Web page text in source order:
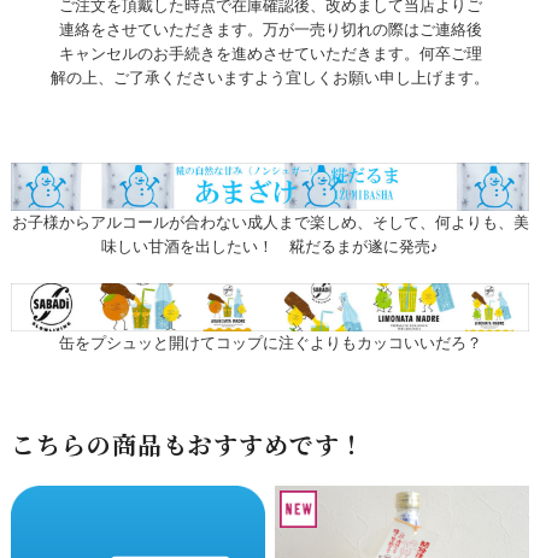
ご注文を頂戴した時点で在庫確認後、改めまして当店よりご
連絡をさせていただきます。万が一売り切れの際はご連絡後
キャンセルのお手続きを進めさせていただきます。何卒ご理
解の上、ご了承くださいますよう宜しくお願い申し上げます。
お子様からアルコールが合わない成人まで楽しめ、そして、何よりも、美
味しい甘酒を出したい！ 糀だるまが遂に発売♪
缶をプシュッと開けてコップに注ぐよりもカッコいいだろ？
こちらの商品もおすすめです！